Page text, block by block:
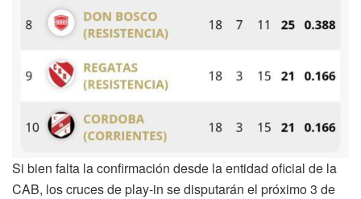
Si bien falta la confirmación desde la entidad oficial de la
CAB, los cruces de play-in se disputarán el próximo 3 de